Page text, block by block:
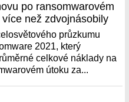
po ransomwarovém
než zdvojnásobily
průzkumu
2021, který
celkové náklady na
útoku za...